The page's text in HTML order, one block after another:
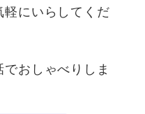
にいらしてくだ
おしゃべりしま